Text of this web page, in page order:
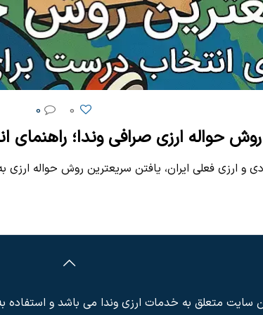
0
0
حواله ارزی صرافی وندا؛ راهنمای
و ارزی فعلی ایران، یافتن سریعترین روش حواله
سایت متعلق به خدمات ارزی وندا می باشد و استفاده